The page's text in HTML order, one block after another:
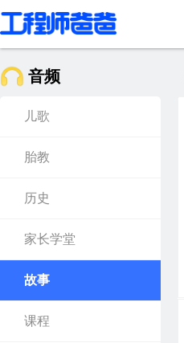
音频
儿歌
胎教
历史
家长学堂
故事
课程